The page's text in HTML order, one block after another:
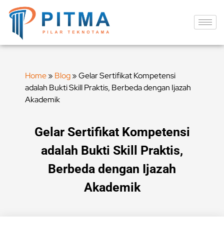
Home» Blog»Gelar Sertifikat Kompetensi
adalah Bukti Skill Praktis, Berbeda dengan Ijazah
Akademik
Gelar Sertifikat Kompetensi
adalah Bukti Skill Praktis,
Berbeda dengan Ijazah
Akademik